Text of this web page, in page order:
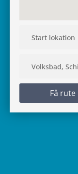
Få rute